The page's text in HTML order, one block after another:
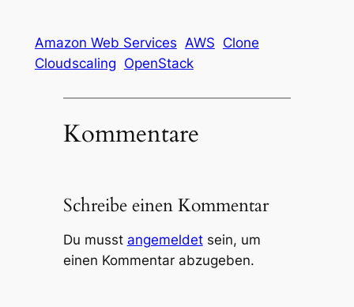
Amazon Web Services AWS Clone
Cloudscaling OpenStack
Kommentare
Schreibe einen Kommentar
Du musst angemeldetsein, um
einen Kommentar abzugeben.